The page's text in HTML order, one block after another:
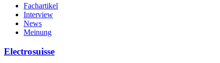
Fachartikel
Interview
News
Meinung
Electrosuisse